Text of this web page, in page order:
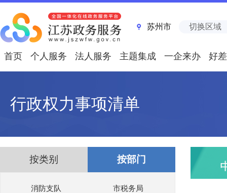
苏州市 切换区域
首页 个人服务 法人服务 主题集成 一企来办 好
行政权力事项清单
按类别 按部门
消防支队 市税务局